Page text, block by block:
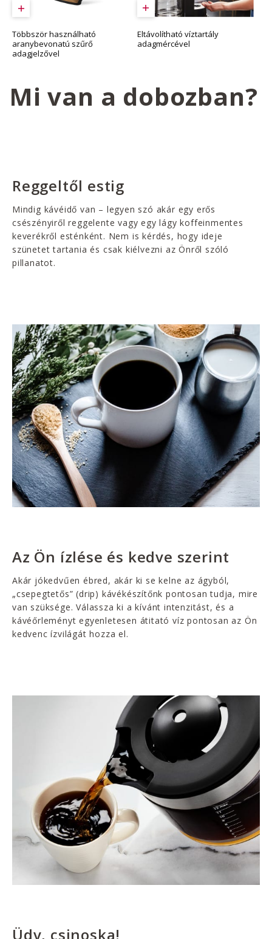
Többször használható
aranybevonatú szűrő
adagjelzővel
Eltávolítható víztartály
adagmércével
Mi van a dobozban?
Reggeltől estig
Mindig kávéidő van – legyen szó akár egy erős
csészényiről reggelente vagy egy lágy koffeinmentes
keverékről esténként. Nem is kérdés, hogy ideje
szünetet tartania és csak kiélvezni az Önről szóló
pillanatot.
Az Ön ízlése és kedve szerint
Akár jókedvűen ébred, akár ki se kelne az ágyból,
„csepegtetős” (drip) kávékészítőnk pontosan tudja, mire
van szüksége. Válassza ki a kívánt intenzitást, és a
kávéőrleményt egyenletesen átitató víz pontosan az Ön
kedvenc ízvilágát hozza el.
Üdv, csinoska!